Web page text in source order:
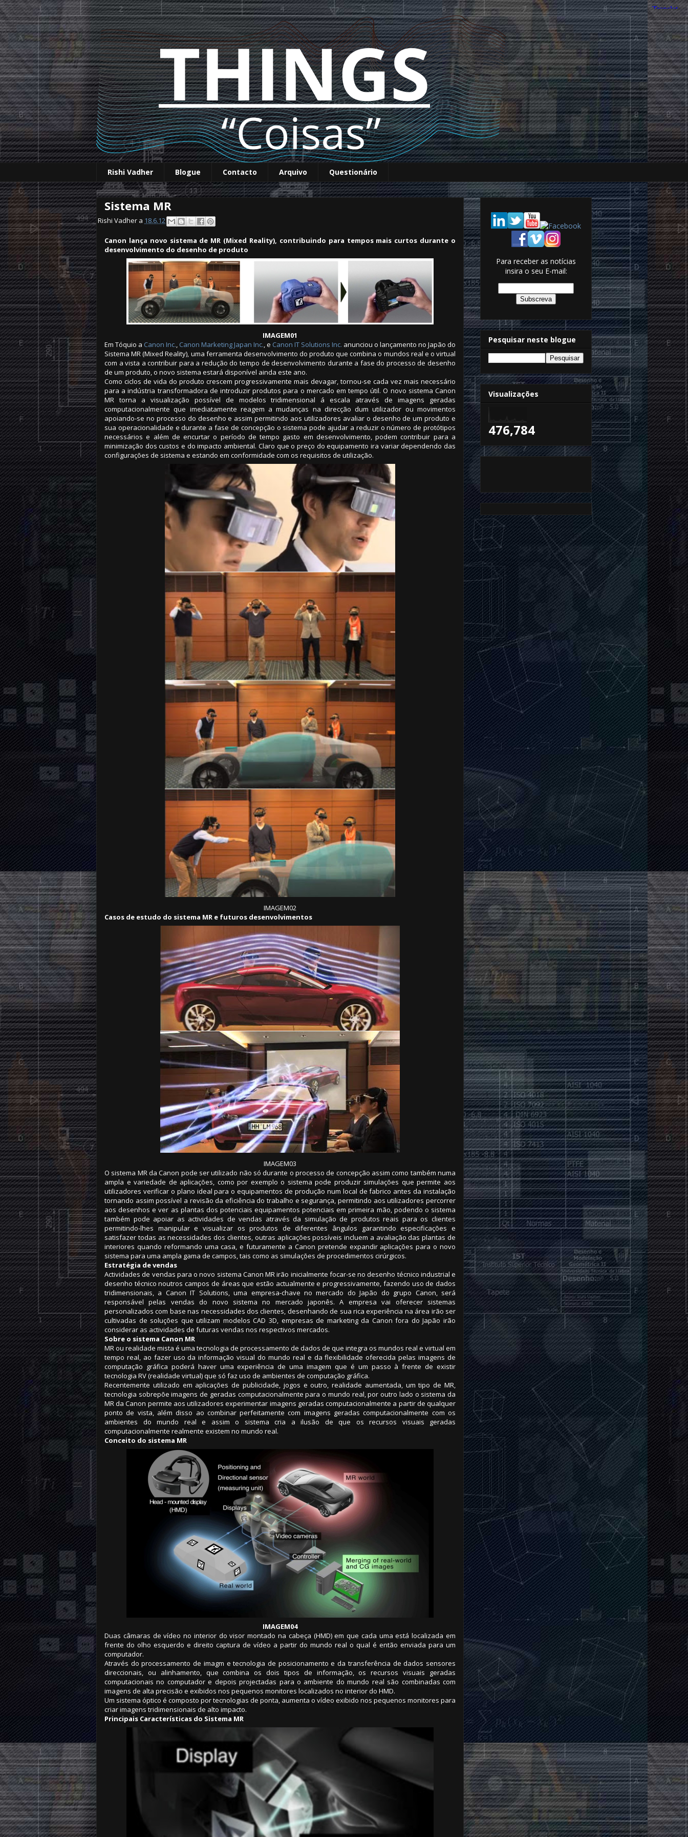
Rishi Vadher Blogue Contacto Arquivo Questionário
Sistema MR
Rishi Vadher a 18.6.12
Canon lança novo sistema de MR (Mixed Reality), contribuindo para tempos mais curtos durante o
desenvolvimento do desenho de produto
IMAGEM01
Em Tóquio a Canon Inc., Canon Marketing Japan Inc., e Canon IT Solutions Inc. anunciou o lançamento no Japão do
Sistema MR (Mixed Reality), uma ferramenta desenvolvimento do produto que combina o mundos real e o virtual
com a vista a contribuir para a redução do tempo de desenvolvimento durante a fase do processo de desenho
de um produto, o novo sistema estará disponível ainda este ano.
Como ciclos de vida do produto crescem progressivamente mais devagar, tornou-se cada vez mais necessário
para a indústria transformadora de introduzir produtos para o mercado em tempo útil. O novo sistema Canon
MR torna a visualização possível de modelos tridimensional á escala através de imagens geradas
computacionalmente que imediatamente reagem a mudanças na direcção dum utilizador ou movimentos
apoiando-se no processo do desenho e assim permitindo aos utilizadores avaliar o desenho de um produto e
sua operacionalidade e durante a fase de concepção o sistema pode ajudar a reduzir o número de protótipos
necessários e além de encurtar o período de tempo gasto em desenvolvimento, podem contribuir para a
minimização dos custos e do impacto ambiental. Claro que o preço do equipamento ira variar dependendo das
configurações de sistema e estando em conformidade com os requisitos de utilização.
IMAGEM02
Casos de estudo do sistema MR e futuros desenvolvimentos
IMAGEM03
O sistema MR da Canon pode ser utilizado não só durante o processo de concepção assim como também numa
ampla e variedade de aplicações, como por exemplo o sistema pode produzir simulações que permite aos
utilizadores verificar o plano ideal para o equipamentos de produção num local de fabrico antes da instalação
tornando assim possível a revisão da eficiência do trabalho e segurança, permitindo aos utilizadores percorrer
aos desenhos e ver as plantas dos potenciais equipamentos potenciais em primeira mão, podendo o sistema
também pode apoiar as actividades de vendas através da simulação de produtos reais para os clientes
permitindo-lhes manipular e visualizar os produtos de diferentes ângulos garantindo especificações e
satisfazer todas as necessidades dos clientes, outras aplicações possíveis incluem a avaliação das plantas de
interiores quando reformando uma casa, e futuramente a Canon pretende expandir aplicações para o novo
sistema para uma ampla gama de campos, tais como as simulações de procedimentos cirúrgicos.
Estratégia de vendas
Actividades de vendas para o novo sistema Canon MR irão inicialmente focar-se no desenho técnico industrial e
desenho técnico noutros campos de áreas que estão actualmente e progressivamente, fazendo uso de dados
tridimensionais, a Canon IT Solutions, uma empresa-chave no mercado do Japão do grupo Canon, será
responsável pelas vendas do novo sistema no mercado japonês. A empresa vai oferecer sistemas
personalizados com base nas necessidades dos clientes, desenhando de sua rica experiência na área irão ser
cultivadas de soluções que utilizam modelos CAD 3D, empresas de marketing da Canon fora do Japão irão
considerar as actividades de futuras vendas nos respectivos mercados.
Sobre o sistema Canon MR
MR ou realidade mista é uma tecnologia de processamento de dados de que integra os mundos real e virtual em
tempo real, ao fazer uso da informação visual do mundo real e da flexibilidade oferecida pelas imagens de
computação gráfica poderá haver uma experiência de uma imagem que é um passo à frente de existir
tecnologia RV (realidade virtual) que só faz uso de ambientes de computação gráfica.
Recentemente utilizado em aplicações de publicidade, jogos e outro, realidade aumentada, um tipo de MR,
tecnologia sobrepõe imagens de geradas computacionalmente para o mundo real, por outro lado o sistema da
MR da Canon permite aos utilizadores experimentar imagens geradas computacionalmente a partir de qualquer
ponto de vista, além disso ao combinar perfeitamente com imagens geradas computacionalmente com os
ambientes do mundo real e assim o sistema cria a ilusão de que os recursos visuais geradas
computacionalmente realmente existem no mundo real.
Conceito do sistema MR
IMAGEM04
Duas câmaras de vídeo no interior do visor montado na cabeça (HMD) em que cada uma está localizada em
frente do olho esquerdo e direito captura de vídeo a partir do mundo real o qual é então enviada para um
computador.
Através do processamento de imagm e tecnologia de posicionamento e da transferência de dados sensores
direccionais, ou alinhamento, que combina os dois tipos de informação, os recursos visuais geradas
computacionais no computador e depois projectadas para o ambiente do mundo real são combinadas com
imagens de alta precisão e exibidos nos pequenos monitores localizados no interior do HMD.
Um sistema óptico é composto por tecnologias de ponta, aumenta o vídeo exibido nos pequenos monitores para
criar imagens tridimensionais de alto impacto.
Principais Características do Sistema MR
Para receber as notícias
insira o seu E-mail:
Pesquisar neste blogue
Visualizações
476,784